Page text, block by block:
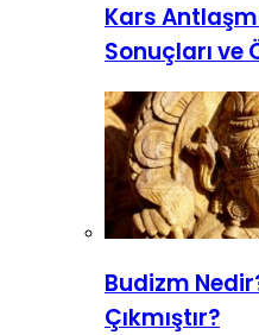
Kars
Sonuçları ve
Budizm
Çıkmıştır?